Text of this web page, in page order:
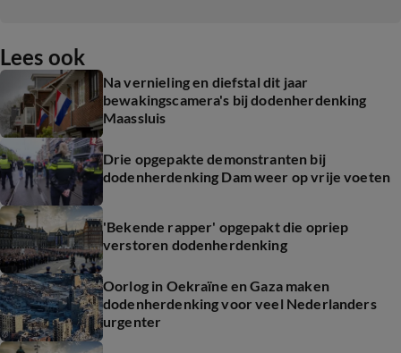
Lees ook
Na vernieling en diefstal dit jaar
bewakingscamera's bij dodenherdenking
Maassluis
Drie opgepakte demonstranten bij
dodenherdenking Dam weer op vrije voeten
'Bekende rapper' opgepakt die opriep
verstoren dodenherdenking
Oorlog in Oekraïne en Gaza maken
dodenherdenking voor veel Nederlanders
urgenter